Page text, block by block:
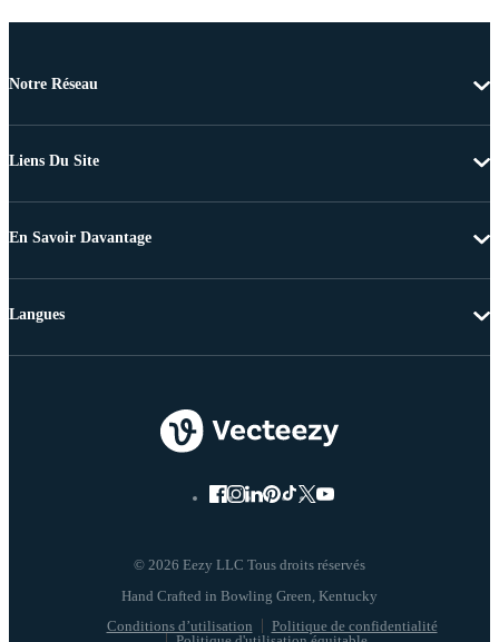
Notre Réseau
Liens Du Site
En Savoir Davantage
© 2026 Eezy LLC Tous droits réservés
Conditions d’utilisation
Politique de confidentialité
Langues